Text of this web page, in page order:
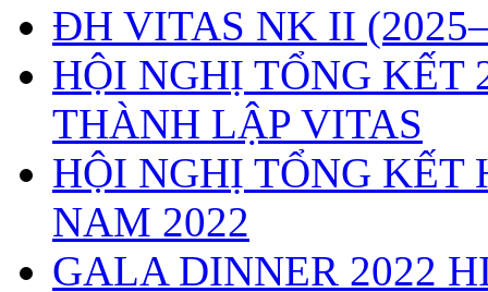
ĐH VITAS NK II
HỘI NGHỊ TỔNG
THÀNH LẬP VITAS
HỘI NGHỊ TỔNG KẾT
NAM 2022
GALA DINNER 2022